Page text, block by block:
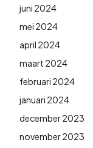
juni 2024
mei 2024
april 2024
maart 2024
februari 2024
januari 2024
december 2023
november 2023